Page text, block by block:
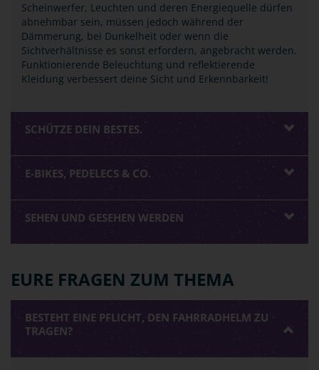
Scheinwerfer, Leuchten und deren Energiequelle dürfen
abnehmbar sein, müssen jedoch während der
Dämmerung, bei Dunkelheit oder wenn die
Sichtverhältnisse es sonst erfordern, angebracht werden.
Funktionierende Beleuchtung und reflektierende
Kleidung verbessert deine Sicht und Erkennbarkeit!
SCHÜTZE DEIN BESTES.
E-BIKES, PEDELECS & CO.
SEHEN UND GESEHEN WERDEN
EURE FRAGEN ZUM THEMA
BESTEHT EINE PFLICHT, DEN FAHRRADHELM ZU
TRAGEN?